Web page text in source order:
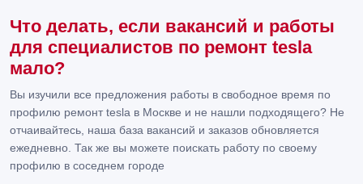
Что делать, если вакансий и работы
для специалистов по ремонт tesla
мало?
Вы изучили все предложения работы в свободное время по
профилю ремонт tesla в Москве и не нашли подходящего? Не
отчаивайтесь, наша база вакансий и заказов обновляется
ежедневно. Так же вы можете поискать работу по своему
профилю в соседнем городе